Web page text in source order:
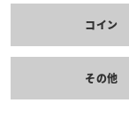
コイン
その他